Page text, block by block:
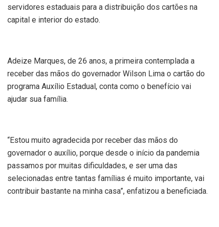
servidores estaduais para a distribuição dos cartões na
capital e interior do estado.
Adeize Marques, de 26 anos, a primeira contemplada a
receber das mãos do governador Wilson Lima o cartão do
programa Auxílio Estadual, conta como o benefício vai
ajudar sua família.
“Estou muito agradecida por receber das mãos do
governador o auxílio, porque desde o início da pandemia
passamos por muitas dificuldades, e ser uma das
selecionadas entre tantas famílias é muito importante, vai
contribuir bastante na minha casa”, enfatizou a beneficiada.